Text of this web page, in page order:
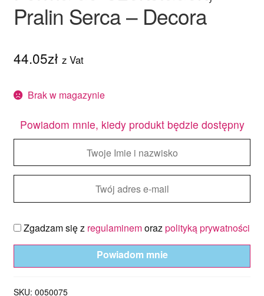
Pralin Serca – Decora
44.05zł z Vat
Brak w magazynie
Powiadom mnie, kiedy produkt będzie dostępny
Zgadzam się z regulaminemorazpolityką prywatności
Powiadom mnie
SKU: 0050075